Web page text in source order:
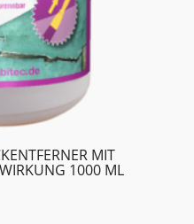
MIT
1000 ML